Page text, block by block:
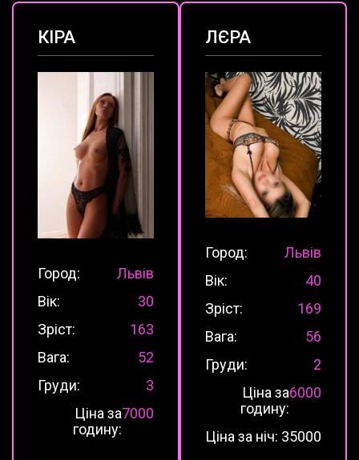
КІРА
Город:
Львів
Вік:
30
Зріст:
163
Вага:
52
Груди:
3
Ціна за
годину:
7000
ЛЄРА
Город:
Львів
Вік:
40
Зріст:
169
Вага:
56
Груди:
2
Ціна за
годину:
6000
Ціна за ніч: 35000